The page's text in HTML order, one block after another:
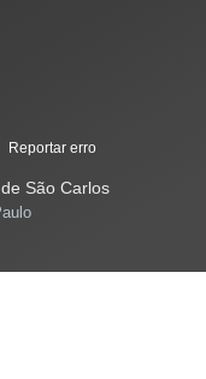
Reportar erro
São Carlos